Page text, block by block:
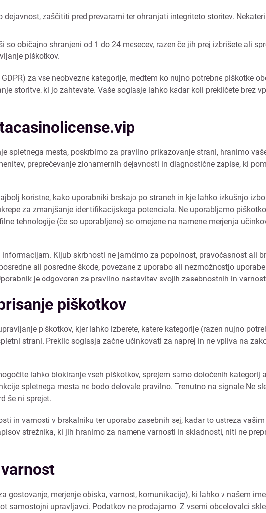
dejavnost, zaščititi pred prevarami ter ohranjati integriteto storitev.
običajno shranjeni od 1 do 24 mesecev, razen če jih prej izbrišete ali
piškotkov.
za vse neobvezne kategorije, medtem ko nujno potrebne piškotke
storitve, ki jo zahtevate. Vaše soglasje lahko kadar koli prekličete brez
spletnega mesta, poskrbimo za pravilno prikazovanje strani, hranimo
preprečevanje zlonamernih dejavnosti in diagnostične zapise, ki
koristne, kako uporabniki brskajo po straneh in kje lahko izkušnjo
za zmanjšanje identifikacijskega potenciala. Ne uporabljamo
tehnologije (če so uporabljene) so omejene na namene merjenja
Kljub skrbnosti ne jamčimo za popolnost, pravočasnost ali
ali posredne škode, povezane z uporabo ali nezmožnostjo
je odgovoren za pravilno nastavitev svojih zasebnostnih in
piškotkov
piškotkov, kjer lahko izberete, katere kategorije (razen nujno
strani. Preklic soglasja začne učinkovati za naprej in ne vpliva na
lahko blokiranje vseh piškotkov, sprejem samo določenih kategorij
spletnega mesta ne bodo delovale pravilno. Trenutno na signale Ne
še ni sprejet.
in varnosti v brskalniku ter uporabo zasebnih sej, kadar to ustreza
strežnika, ki jih hranimo za namene varnosti in skladnosti, niti ne
gostovanje, merjenje obiska, varnost, komunikacije), ki lahko v našem
samostojni upravljavci. Podatkov ne prodajamo. Z vsemi obdelovalci